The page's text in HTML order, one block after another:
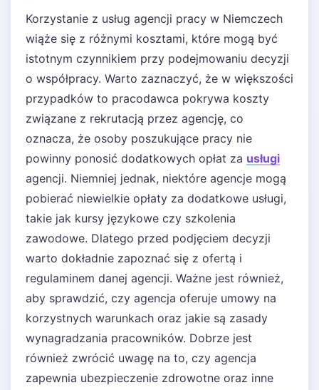
Korzystanie z usług agencji pracy w Niemczech
wiąże się z różnymi kosztami, które mogą być
istotnym czynnikiem przy podejmowaniu decyzji
o współpracy. Warto zaznaczyć, że w większości
przypadków to pracodawca pokrywa koszty
związane z rekrutacją przez agencję, co
oznacza, że osoby poszukujące pracy nie
powinny ponosić dodatkowych opłat za usługi
agencji. Niemniej jednak, niektóre agencje mogą
pobierać niewielkie opłaty za dodatkowe usługi,
takie jak kursy językowe czy szkolenia
zawodowe. Dlatego przed podjęciem decyzji
warto dokładnie zapoznać się z ofertą i
regulaminem danej agencji. Ważne jest również,
aby sprawdzić, czy agencja oferuje umowy na
korzystnych warunkach oraz jakie są zasady
wynagradzania pracowników. Dobrze jest
również zwrócić uwagę na to, czy agencja
zapewnia ubezpieczenie zdrowotne oraz inne